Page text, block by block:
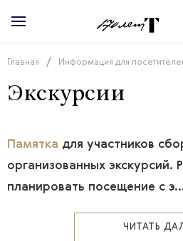
Главная / Информация для
Экскурсии
Памятка для участников
организованных экскурсий.
планировать посещение с
ЧИТАТЬ